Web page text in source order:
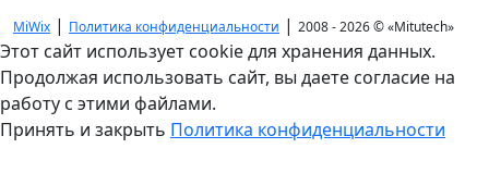
MiWix | Политика конфиденциальности | 2008 - 2026 ©«Mitutech»
Этот сайт использует cookie для хранения данных.
Продолжая использовать сайт, вы даете согласие на
работу с этими файлами.
Принять и закрыть Политика конфиденциальности